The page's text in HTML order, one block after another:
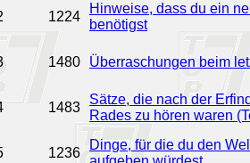
1224
Hinweise, dass du ein
benötigst
1480 Überraschungen beim
1483
Sätze, die nach der
Rades zu hören waren
1236
Dinge, für die du den